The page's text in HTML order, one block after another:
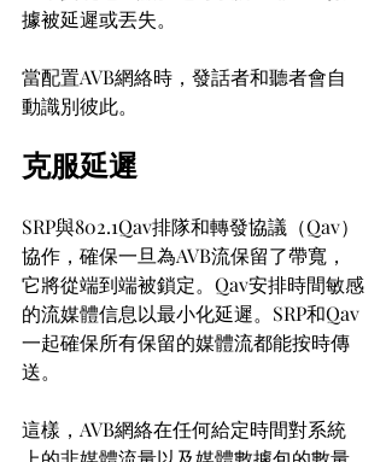
據被延遲或丟失。
當配置AVB網絡時，發話者和聽者會自
動識別彼此。
克服延遲
SRP與802.1Qav排隊和轉發協議（Qav）
協作，確保一旦為AVB流保留了帶寬，
它將從端到端被鎖定。Qav安排時間敏感
的流媒體信息以最小化延遲。SRP和Qav
一起確保所有保留的媒體流都能按時傳
送。
這樣，AVB網絡在任何給定時間對系統